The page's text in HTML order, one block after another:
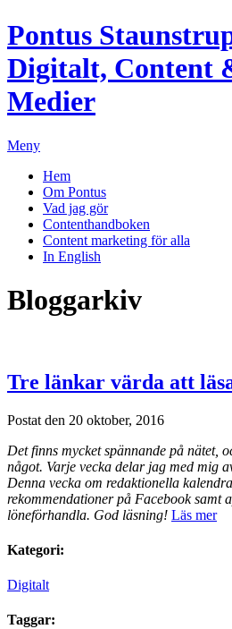
Pontus
Digitalt, Content
Medier
Meny
Hem
Om Pontus
Vad jag gör
Contenthandboken
Content marketing för alla
In English
Bloggarkiv
Tre länkar värda att
Postat den 20 oktober, 2016
Det finns mycket spännande på nätet,
något. Varje vecka delar jag med mig
Denna vecka om redaktionella
rekommendationer på Facebook samt
löneförhandla. God läsning! Läs mer
Kategori:
Digitalt
Taggar: